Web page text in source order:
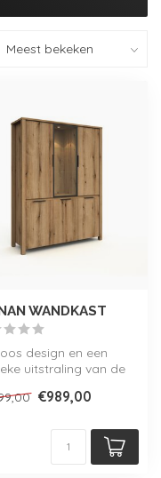
WANDKAST
design en een
uitstraling van de
€989,00